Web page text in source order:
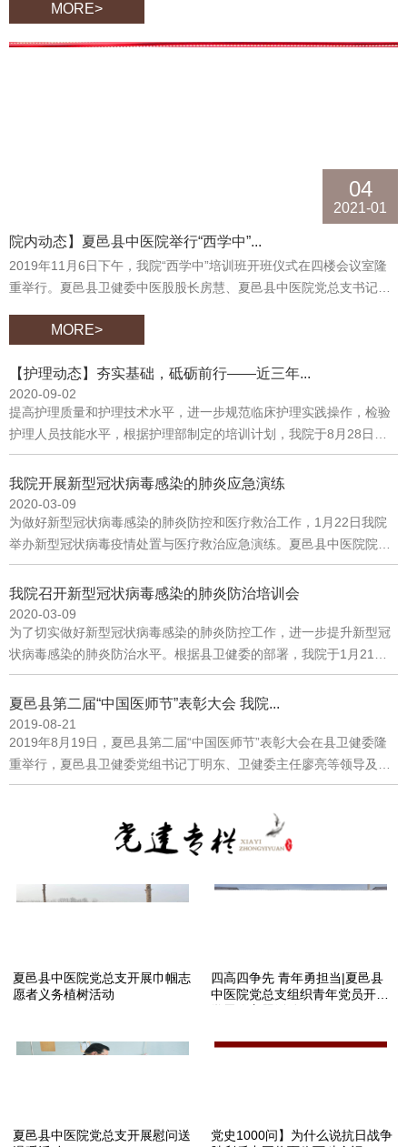
增进全社会对医务工作者的理解和认同。为了熟练掌握运用医院感染
MORE>
04
2021-01
院内动态】夏邑县中医院举行“西学中”...
2019年11月6日下午，我院“西学中”培训班开班仪式在四楼会议室隆
重举行。夏邑县卫健委中医股股长房慧、夏邑县中医院党总支书记、
药剂科科长张高峰及授课教师出席了开班仪式。开班仪式由夏邑县中
中医院党总支书记、院长孙玉松致辞夏邑县中医院党总支书记、院长
孙玉松介绍了本次西学中培训班的背景、意义及基本情况。他指出，
开办“西学中”培训班是传承中医文化、优化中医服务的切实需要；是
坚持中西医并重、把中医药与西医药摆在同等重要位置的需要；是壮
仪式上，夏邑县卫健委中医股股长房慧指出，举办“西学中”培训班是
坚持中西医并重，加强我县中医工作的一项重要举措。希望授课讲
师、学员相互交流，学有所获，确保完成学习任务，把自己培养成为
优秀的中医人才。夏邑县中医院副院长柳秀真主持会议开班仪式结束
理论》。夏邑县中医院优秀中医代表张村为大家讲解《中医基础理
论》
MORE>
【护理动态】夯实基础，砥砺前行——近三年...
2020-09-02
提高护理质量和护理技术水平，进一步规范临床护理实践操作，检验
护理人员技能水平，根据护理部制定的培训计划，我院于8月28日对
新入职护理人员进行了技能操作考核。
我院开展新型冠状病毒感染的肺炎应急演练
2020-03-09
为做好新型冠状病毒感染的肺炎防控和医疗救治工作，1月22日我院
举办新型冠状病毒疫情处置与医疗救治应急演练。夏邑县中医院院长
孙玉松主持应急演练部署工作会议院长孙玉松宣布演练开始现场模拟
发热患者到我院就诊预检分诊人员引导患者到发热门诊就诊发热门诊
医生对患者进行诊治抽血检验拍摄胸片医疗救治专家组对患者会诊将
发热患者安全转运指定医疗机构对转运车辆进行终末消毒分管院长和
参与人员评价总结本次演练，并宣布演练结束 我院通过开展新型
冠状病毒感染的肺炎应急演练，进一步提高了医务人员的应急处置和
抢救配合协调能力，确保能及时、高效、有序地应对突发公共卫生事
件，切实保障人民的身体健康！
我院召开新型冠状病毒感染的肺炎防治培训会
2020-03-09
为了切实做好新型冠状病毒感染的肺炎防控工作，进一步提升新型冠
状病毒感染的肺炎防治水平。根据县卫健委的部署，我院于1月21日
在行政楼二楼会议室召开夏邑县中医院新型冠状病毒感染的肺炎医疗
救治专家组工作会议，并在四楼会议室召开新型冠状病毒感染的肺炎
防治培训会。院领导班子及全院职工参加了此次培训会。夏邑县中医
院召开新型冠状病毒感染的肺炎医疗救治专家组工作会议 培训内
容涉及疫情防控的工作要求、新型冠状病毒感染的肺炎诊疗及感染防
控和医务人员个人防护要求。此次培训任务重，时间紧，各科室所属
诊流程，引导发热病人到发热门诊进行初诊，做好宣教；临床科室内
部，对每一位工作人员均要再次进行培训，做到人人知晓。
夏邑县第二届“中国医师节”表彰大会 我院...
2019-08-21
2019年8月19日，夏邑县第二届“中国医师节”表彰大会在县卫健委隆
重举行，夏邑县卫健委党组书记丁明东、卫健委主任廖亮等领导及夏
邑县优秀医师代表出席表彰大会。 夏邑县中医院共有四名同志获
主任陈复力、疼痛科主任何东 荣获夏邑县“十佳医师”妇产科闫娟、骨
伤科臧权威 荣获夏邑县“优秀医师” 夏邑县第二届“中国医师节”表
疆”的职业精神，旨在号召全县医师，不忘初心，守护生命，做一个悬
夏邑县中医院党总支开展巾帼志
愿者义务植树活动
四高四争先 青年勇担当|夏邑县
中医院党总支组织青年党员开展
夏邑县中医院党总支开展慰问送
党史1000问】为什么说抗日战争